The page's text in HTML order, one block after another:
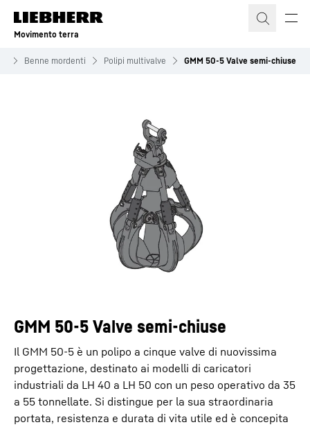
Movimento terra
Benne mordenti Polipi multivalve GMM 50-5 Valve semi-chiuse
GMM 50-5 Valve semi-chiuse
Il GMM 50-5 è un polipo a cinque valve di nuovissima
progettazione, destinato ai modelli di caricatori
industriali da LH 40 a LH 50 con un peso operativo da 35
a 55 tonnellate. Si distingue per la sua straordinaria
portata, resistenza e durata di vita utile ed è concepita